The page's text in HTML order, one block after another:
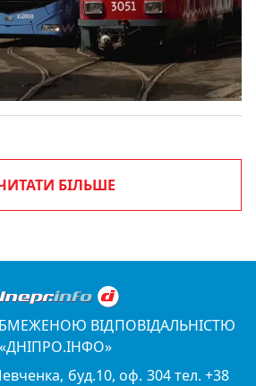
БІЛЬШЕ
ВІДПОВІДАЛЬНІСТЮ
«ДНІПРО.ІНФО»
буд.10, оф. 304 тел. +38